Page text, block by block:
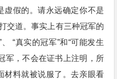
虚假的。请永远确定你不是
交道。事实上有三种冠军的
“真实的冠军”和“可能发生
军，不会在证书上注明，所
材料就被说服了。去亲眼看